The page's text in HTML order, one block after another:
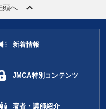
頭へ keyboard_arrow_up
新着情報
JMCA特別コンテンツ
著者・講師紹介